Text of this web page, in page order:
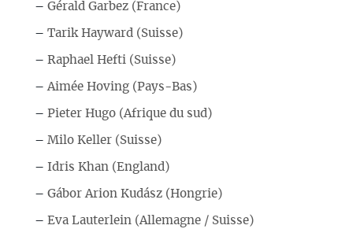
– Gérald Garbez (France)
– Tarik Hayward (Suisse)
– Raphael Hefti (Suisse)
– Aimée Hoving (Pays-Bas)
– Pieter Hugo (Afrique du sud)
– Milo Keller (Suisse)
– Idris Khan (England)
– Gábor Arion Kudász (Hongrie)
– Eva Lauterlein (Allemagne / Suisse)